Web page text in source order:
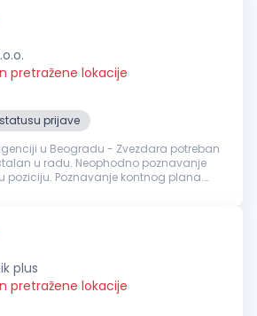
pretražene lokacije
prijave
u Beogradu - Zvezdara potreban
u radu. Neophodno poznavanje
kontnog plana.
plus
pretražene lokacije